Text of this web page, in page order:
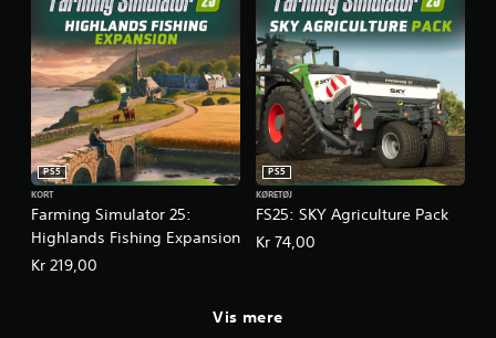
Farming Simulator 25:
Highlands Fishing Expansion
PS5
KORT
Kr 219,00
FS25: SKY Agriculture Pack
PS5
KØRETØJ
Kr 74,00
Vis mere